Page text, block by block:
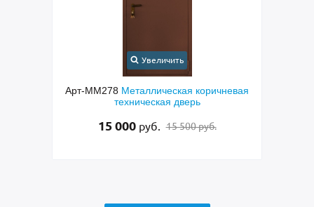
Увеличить
Арт-ММ278Металлическая коричневая
техническая дверь
руб. 15 500 руб.
Арт-ММ256